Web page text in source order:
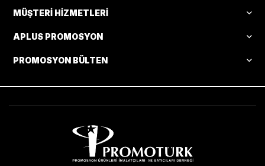
MÜŞTERI HIZMETLERI
APLUS PROMOSYON
PROMOSYON BÜLTEN